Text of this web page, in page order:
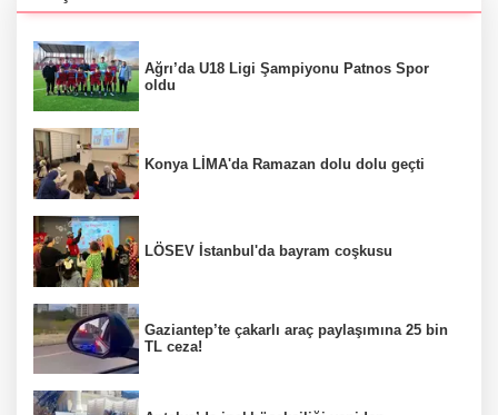
Ağrı’da U18 Ligi Şampiyonu Patnos Spor
oldu
Konya LİMA'da Ramazan dolu dolu geçti
LÖSEV İstanbul'da bayram coşkusu
Gaziantep’te çakarlı araç paylaşımına 25 bin
TL ceza!